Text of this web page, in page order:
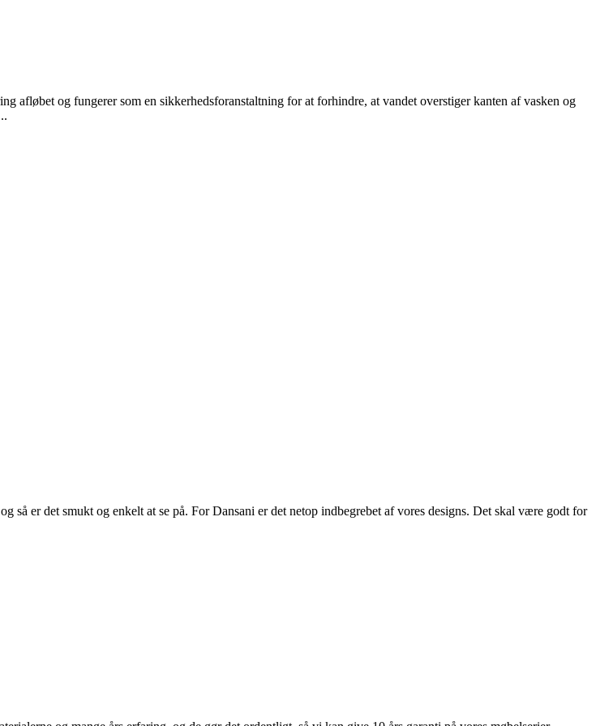
afløbet og fungerer som en sikkerhedsforanstaltning for at forhindre, at vandet overstiger kanten af vasken og
så er det smukt og enkelt at se på. For Dansani er det netop indbegrebet af vores designs. Det skal være godt for